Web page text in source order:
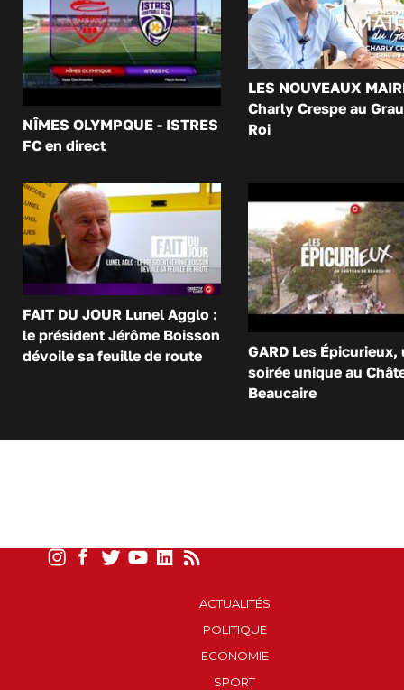
NÎMES OLYMPQUE - ISTRES
FC en direct
LES NOUVEAUX
Charly Crespe au
Roi
FAIT DU JOUR Lunel Agglo :
le président Jérôme Boisson
dévoile sa feuille de route
GARD Les Épicurieux,
soirée unique au
Beaucaire
ACTUALITÉS
POLITIQUE
ECONOMIE
SPORT